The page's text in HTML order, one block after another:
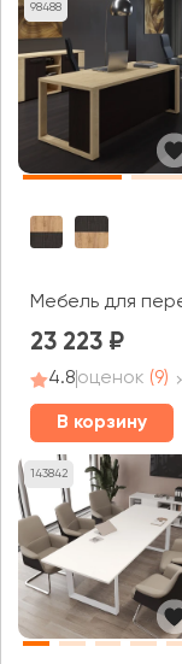
98488
Мебель для
23 223
4.8оценок (9)
В корзину
143842